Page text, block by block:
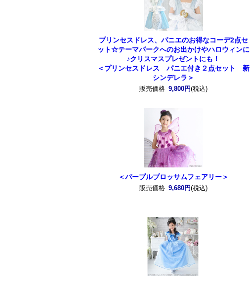
プリンセスドレス、パニエのお得なコーデ2点セ
ット☆テーマパークへのお出かけやハロウィンに
♪クリスマスプレゼントにも！
＜プリンセスドレス パニエ付き２点セット 新
シンデレラ＞
販売価格 9,800円(税込)
＜パープルブロッサムフェアリー＞
販売価格 9,680円(税込)